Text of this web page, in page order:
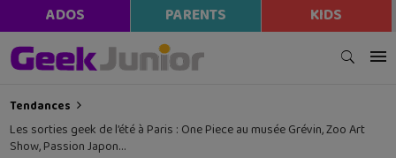
ADOS PARENTS KIDS
Tendances
Les sorties geek de l’été à Paris : One Piece au musée Grévin, Zoo Art
Show, Passion Japon…